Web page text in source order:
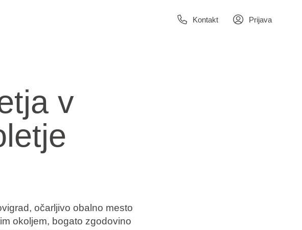
Kontakt Prijava
v
očarljivo obalno mesto
okoljem, bogato zgodovino